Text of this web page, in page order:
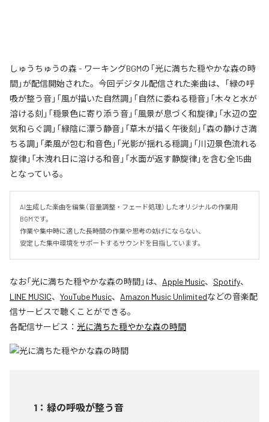
しゅうちゅうの森 - ワーキングBGMの「光に満ちた穏やかな森の時
間」が配信開始された。今回デジタル配信された楽曲は、「緑の呼
吸が整う音」「風が描いた自然調」「自然に委ねる穏音」「木々と水が
溶ける刻」「穏景色に寄り添う音」「風景が息づく和旋律」「水辺の空
気和らぐ調」「緑陰に漂う静音」「草木が描く午後刻」「森の静けさ満
ちる調」「柔風が包む和音色」「光影が揺れる穏調」「川辺景色流れる
旋律」「木洩れ日に溶ける和音」「水面が返す静旋律」を含む全15曲
となっている。
AI生成した楽曲を編集（音量調整・フェード処理）したオリジナルの作業用
BGMです。
作業や集中時に適した長時間の作業や思考の妨げにならない、
安定した集中環境をサポートするサウンドを目指しています。
なお「光に満ちた穏やかな森の時間」は、 Apple Music、 Spotify、
LINE MUSIC、 YouTube Music、 Amazon Music Unlimitedなどの音楽配
信サービスで聴くことができる。
各配信サービス： 光に満ちた穏やかな森の時間
1 ： 緑の呼吸が整う音